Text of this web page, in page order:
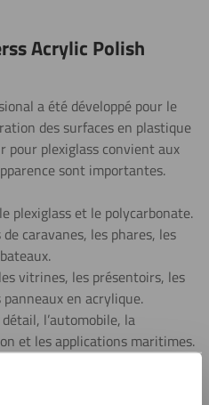
Acrylic Polish
a été développé pour le
des surfaces en plastique
pour plexiglass convient aux
sont importantes.
plexiglass et le polycarbonate.
caravanes, les phares, les
vitrines, les présentoirs, les
en acrylique.
l’automobile, la
et les applications maritimes.